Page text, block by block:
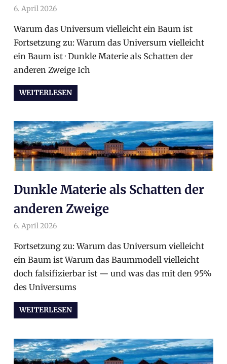
6. April 2026
Warum das Universum vielleicht ein Baum ist
Fortsetzung zu: Warum das Universum vielleicht
ein Baum ist · Dunkle Materie als Schatten der
anderen Zweige Ich
WEITERLESEN
Dunkle Materie als Schatten der
anderen Zweige
6. April 2026
Fortsetzung zu: Warum das Universum vielleicht
ein Baum ist Warum das Baummodell vielleicht
doch falsifizierbar ist — und was das mit den 95%
des Universums
WEITERLESEN